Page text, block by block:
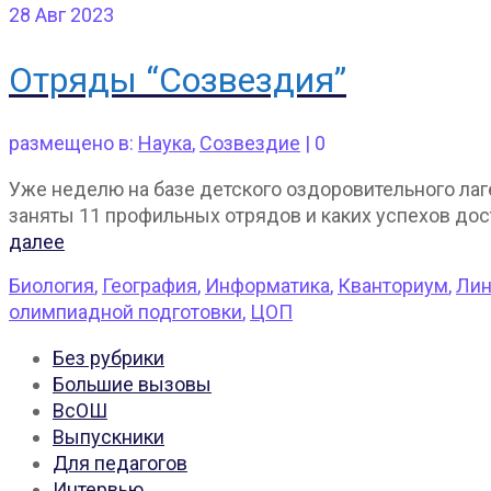
28 Авг 2023
Отряды “Созвездия”
размещено в: Наука, Созвездие | 0
Уже неделю на базе детского оздоровительного
заняты 11 профильных отрядов и каких успехов
далее
Биология, География, Информатика, Кванториум,
олимпиадной подготовки, ЦОП
Без рубрики
Большие вызовы
ВсОШ
Выпускники
Для педагогов